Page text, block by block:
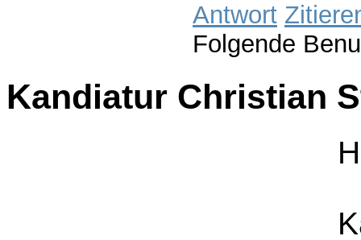
Antwort
Folgende
Kandiatur Christian